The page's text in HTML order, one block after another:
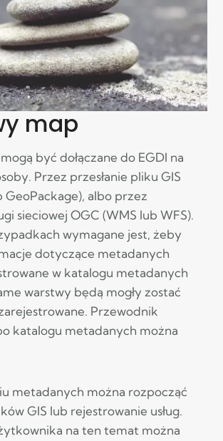
map
być dołączane do EGDI na
Przez przesłanie pliku GIS
GeoPackage), albo przez
sieciowej OGC (WMS lub WFS).
wymagane jest, żeby
dotyczące metadanych
w katalogu metadanych
warstwy będą mogły zostać
Przewodnik
katalogu metadanych można
metadanych można rozpocząć
GIS lub rejestrowanie usług.
na ten temat można